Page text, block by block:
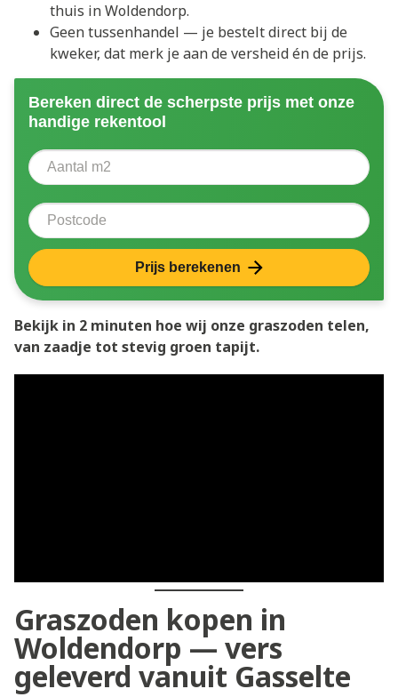
thuis in Woldendorp.
Geen tussenhandel — je bestelt direct bij de
kweker, dat merk je aan de versheid én de prijs.
Bereken direct de scherpste prijs met onze
handige rekentool
Aantal vierkante meter
Postcode
Prijs berekenen
Bekijk in 2 minuten hoe wij onze graszoden telen,
van zaadje tot stevig groen tapijt.
Graszoden kopen in
Woldendorp — vers
geleverd vanuit Gasselte